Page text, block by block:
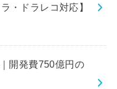
・ドラレコ対応】
開発費750億円の